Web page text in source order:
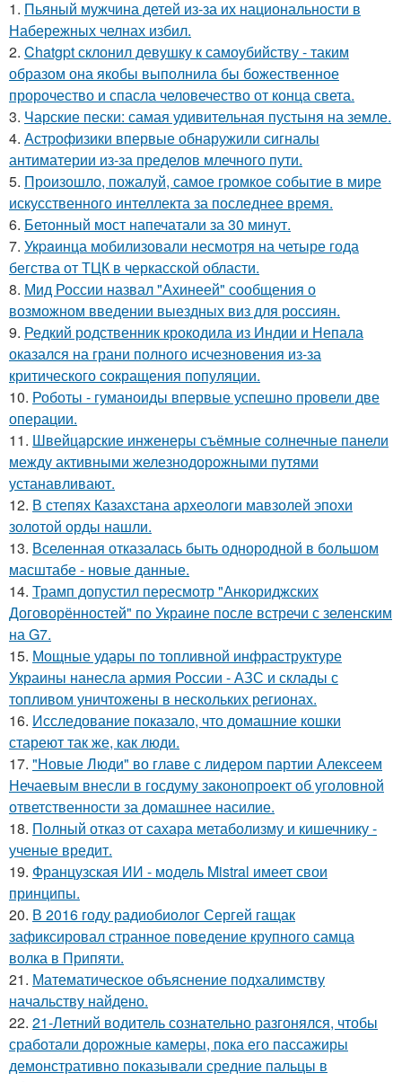
1. Пьяный мужчина детей из-за их национальности в
Набережных челнах избил.
2. Chatgpt склонил девушку к самоубийству - таким
образом она якобы выполнила бы божественное
пророчество и спасла человечество от конца света.
3. Чарские пески: самая удивительная пустыня на земле.
4. Астрофизики впервые обнаружили сигналы
антиматерии из-за пределов млечного пути.
5. Произошло, пожалуй, самое громкое событие в мире
искусственного интеллекта за последнее время.
6. Бетонный мост напечатали за 30 минут.
7. Укpaинца мобилизовали несмотря на четыре года
бегства от ТЦК в черкасской области.
8. Мид России назвал "Ахинеей" сообщения о
возможном введении выездных виз для россиян.
9. Редкий родственник крокодила из Индии и Непала
оказался на грани полного исчезновения из-за
критического сокращения популяции.
10. Роботы - гуманоиды впервые успешно провели две
операции.
11. Швейцарские инженеры съёмные солнечные панели
между активными железнодорожными путями
устанавливают.
12. В степях Казахстана археологи мавзолей эпохи
золотой орды нашли.
13. Вселенная отказалась быть однородной в большом
масштабе - новые данные.
14. Трамп допустил пересмотр "Анкориджских
Договорённостей" по Украине после встречи с зеленским
на G7.
15. Мощные удары по топливной инфраструктуре
Украины нанесла армия России - АЗС и склады с
топливом уничтожены в нескольких регионах.
16. Исследование показало, что домашние кошки
стареют так же, как люди.
17. "Новые Люди" во главе с лидером партии Алексеем
Нечаевым внесли в госдуму законопроект об уголовной
ответственности за домашнее насилие.
18. Полный отказ от сахара метаболизму и кишечнику -
ученые вредит.
19. Французская ИИ - модель Mistral имеет свои
принципы.
20. В 2016 году радиобиолог Сергей гащак
зафиксировал странное поведение крупного самца
волка в Припяти.
21. Математическое объяснение подхалимству
начальству найдено.
22. 21-Летний водитель сознательно разгонялся, чтобы
сработали дорожные камеры, пока его пассажиры
демонстративно показывали средние пальцы в